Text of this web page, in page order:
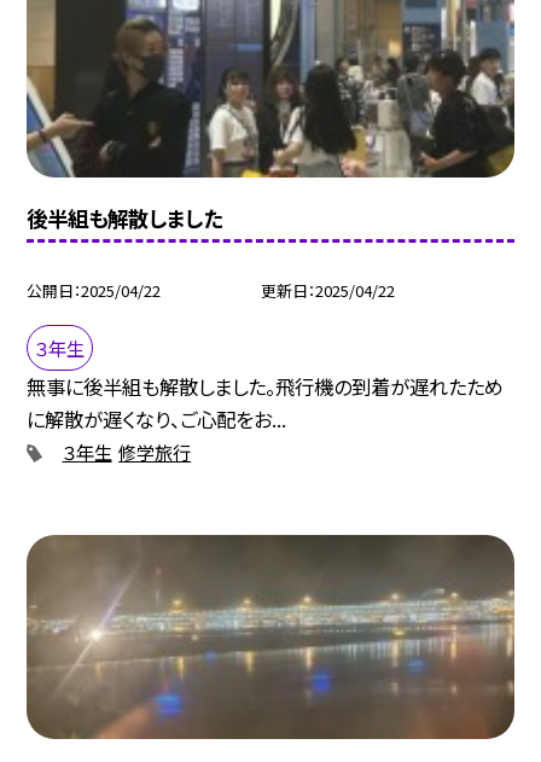
後半組も解散しました
公開日 2025/04/22 更新日 2025/04/22
３年生
無事に後半組も解散しました。飛行機の到着が遅れたため
に解散が遅くなり、ご心配をお...
３年生 修学旅行